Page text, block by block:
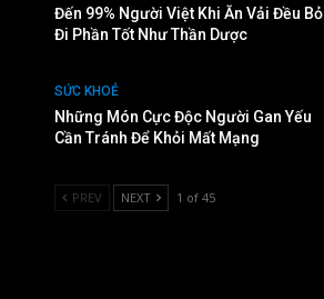
Đến 99% Người Việt Khi Ăn Vải Đều Bỏ
Đi Phần Tốt Như Thần Dược
SỨC KHOẺ
Những Món Cực Độc Người Gan Yếu
Cần Tránh Để Khỏi Mất Mạng
PREV NEXT 1 of 45